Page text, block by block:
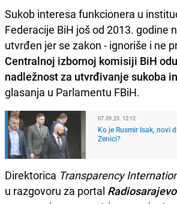
Sukob interesa funkcionera u
Federacije BiH još od 2013. godine
utvrđen jer se zakon - ignoriše i ne
Centralnoj izbornoj komisiji BiH
nadležnost za utvrđivanje sukoba
glasanja u Parlamentu FBiH.
07.09.23. 12:12
Ko je Rusmir Isak, novi
Zenici?
Direktorica Transparency
u razgovoru za portal